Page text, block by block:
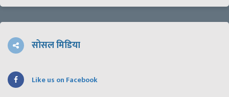
सोसल मिडिया
Like us on Facebook